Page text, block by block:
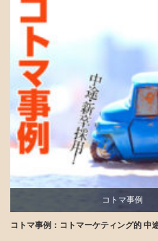
コトマ事例
講師ブログ
コトマ事例：コトマーケティング的 中